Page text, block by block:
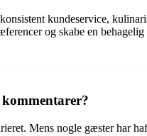
kundeservice,
og skabe en
Mens nogle gæster har